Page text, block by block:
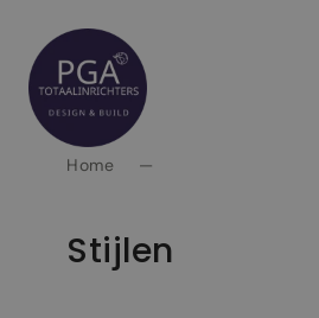
Spring
naar
inhoud
Home —
Stijlen